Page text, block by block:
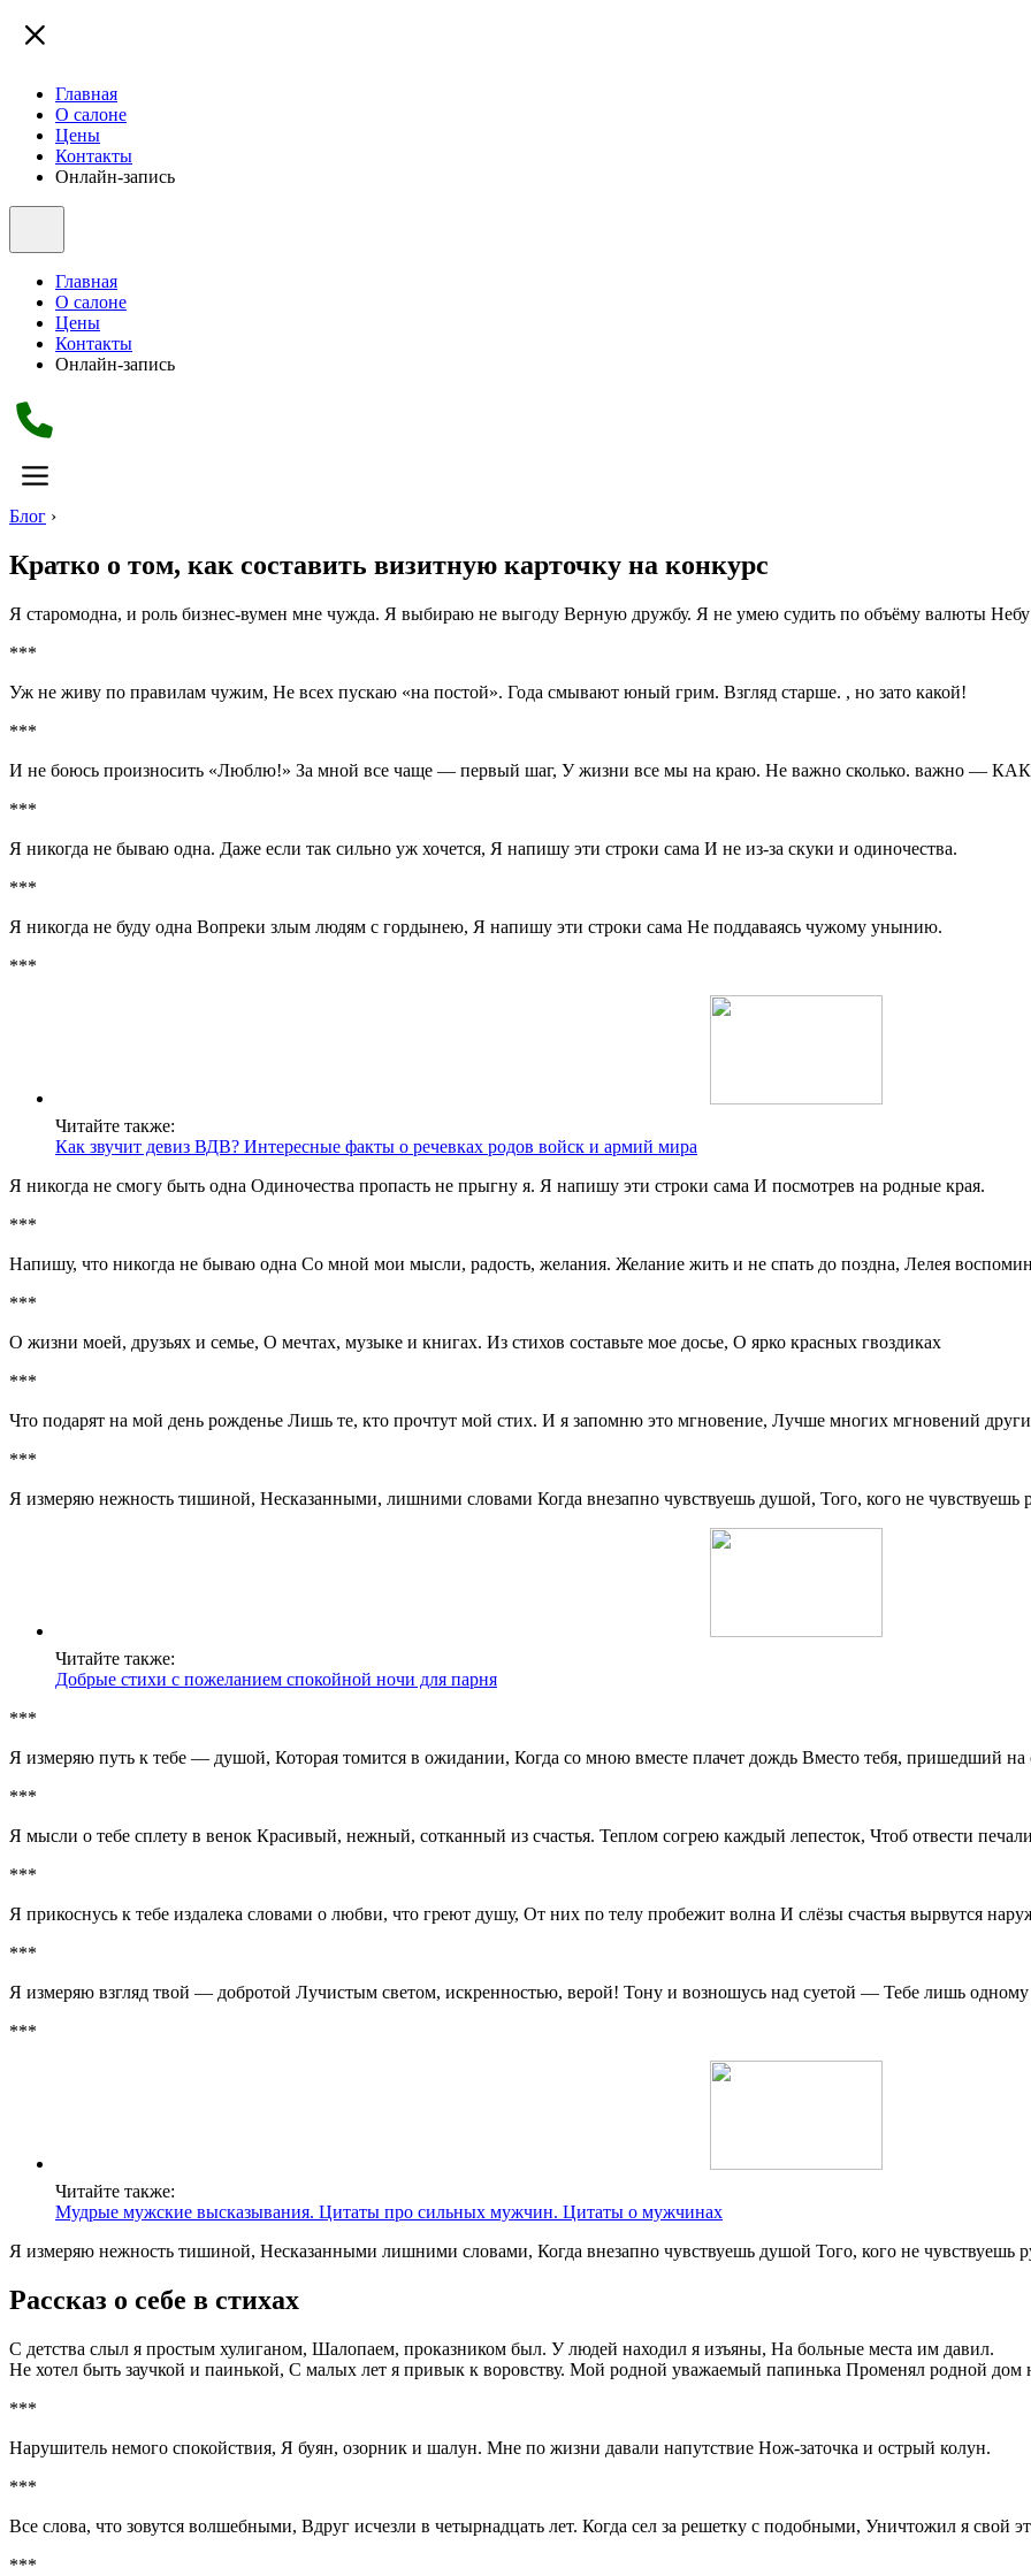
Главная
О салоне
Цены
Контакты
Онлайн-запись
Главная
О салоне
Цены
Контакты
Онлайн-запись
Блог ›
Кратко о том, как составить визитную карточку на конкурс
Я старомодна, и роль бизнес-вумен мне чужда. Я выбираю не выгоду Верную дружбу. Я не умею судить по объёму валюты Небу
***
Уж не живу по правилам чужим, Не всех пускаю «на постой». Года смывают юный грим. Взгляд старше. , но зато какой!
***
И не боюсь произносить «Люблю!» За мной все чаще — первый шаг, У жизни все мы на краю. Не важно сколько. важно —
***
Я никогда не бываю одна. Даже если так сильно уж хочется, Я напишу эти строки сама И не из-за скуки и одиночества.
***
Я никогда не буду одна Вопреки злым людям с гордынею, Я напишу эти строки сама Не поддаваясь чужому унынию.
***
Читайте также:
Как звучит девиз ВДВ? Интересные факты о речевках родов войск и армий мира
Я никогда не смогу быть одна Одиночества пропасть не прыгну я. Я напишу эти строки сама И посмотрев на родные края.
***
Напишу, что никогда не бываю одна Со мной мои мысли, радость, желания. Желание жить и не спать до поздна, Лелея
***
О жизни моей, друзьях и семье, О мечтах, музыке и книгах. Из стихов составьте мое досье, О ярко красных гвоздиках
***
Что подарят на мой день рожденье Лишь те, кто прочтут мой стих. И я запомню это мгновение, Лучше многих мгновений
***
Я измеряю нежность тишиной, Несказанными, лишними словами Когда внезапно чувствуешь душой, Того, кого не чувствуешь
Читайте также:
Добрые стихи с пожеланием спокойной ночи для парня
***
Я измеряю путь к тебе — душой, Которая томится в ожидании, Когда со мною вместе плачет дождь Вместо тебя, пришедший на
***
Я мысли о тебе сплету в венок Красивый, нежный, сотканный из счастья. Теплом согрею каждый лепесток, Чтоб отвести
***
Я прикоснусь к тебе издалека словами о любви, что греют душу, От них по телу пробежит волна И слёзы счастья вырвутся
***
Я измеряю взгляд твой — добротой Лучистым светом, искренностью, верой! Тону и возношусь над суетой — Тебе лишь одному
***
Читайте также:
Мудрые мужские высказывания. Цитаты про сильных мужчин. Цитаты о мужчинах
Я измеряю нежность тишиной, Несказанными лишними словами, Когда внезапно чувствуешь душой Того, кого не чувствуешь
Рассказ о себе в стихах
С детства слыл я простым хулиганом, Шалопаем, проказником был. У людей находил я изъяны, На больные места им давил.
Не хотел быть заучкой и паинькой, С малых лет я привык к воровству. Мой родной уважаемый папинька Променял родной дом
***
Нарушитель немого спокойствия, Я буян, озорник и шалун. Мне по жизни давали напутствие Нож-заточка и острый колун.
***
Все слова, что зовутся волшебными, Вдруг исчезли в четырнадцать лет. Когда сел за решетку с подобными, Уничтожил я свой
***